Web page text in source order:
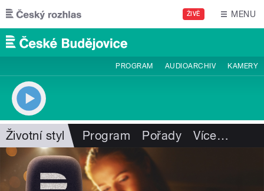
Přejít k hlavnímu obsahu
ŽIVĚ MENU
PROGRAM AUDIOARCHIV KAMERY
Životní styl Program Pořady Více…